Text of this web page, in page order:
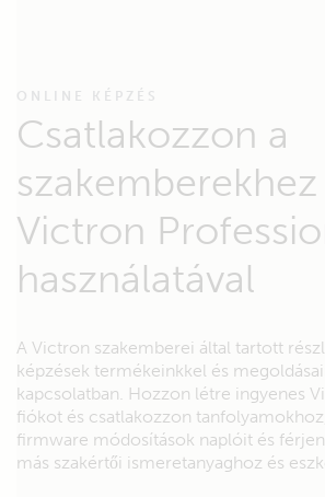
ONLINE KÉPZÉS
Csatlakozzon a
szakemberekhez
Victron
használatával
A Victron szakemberei által tartott
képzések termékeinkkel és
kapcsolatban. Hozzon létre ingyenes
fiókot és csatlakozzon
firmware módosítások naplóit és
más szakértői ismeretanyaghoz és